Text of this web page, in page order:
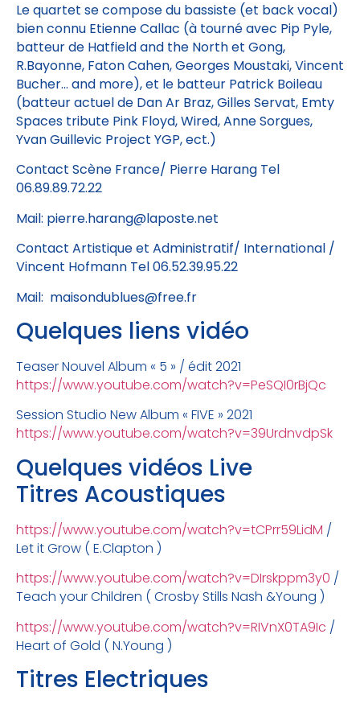
Le quartet se compose du bassiste (et back vocal)
bien connu Etienne Callac (à tourné avec Pip Pyle,
batteur de Hatfield and the North et Gong,
R.Bayonne, Faton Cahen, Georges Moustaki, Vincent
Bucher… and more), et le batteur Patrick Boileau
(batteur actuel de Dan Ar Braz, Gilles Servat, Emty
Spaces tribute Pink Floyd, Wired, Anne Sorgues,
Yvan Guillevic Project YGP, ect.)
Contact Scène France/ Pierre Harang Tel
06.89.89.72.22
Mail: pierre.harang@laposte.net
Contact Artistique et Administratif/ International /
Vincent Hofmann Tel 06.52.39.95.22
Mail: maisondublues@free.fr
Quelques liens vidéo
Teaser Nouvel Album « 5 » / édit 2021
https://www.youtube.com/watch?v=PeSQI0rBjQc
Session Studio New Album « FIVE » 2021
https://www.youtube.com/watch?v=39UrdnvdpSk
Quelques vidéos Live
Titres Acoustiques
https://www.youtube.com/watch?v=tCPrr59LidM /
Let it Grow ( E.Clapton )
https://www.youtube.com/watch?v=DIrskppm3y0 /
Teach your Children ( Crosby Stills Nash &Young )
https://www.youtube.com/watch?v=RIVnX0TA9Ic /
Heart of Gold ( N.Young )
Titres Electriques